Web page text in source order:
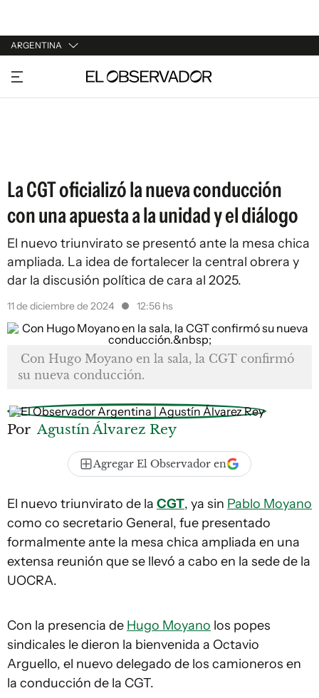
ARGENTINA
URUGUAY
ARGENTINA
La CGT oficializó la nueva conducción
con una apuesta a la unidad y el diálogo
El nuevo triunvirato se presentó ante la mesa chica
ampliada. La idea de fortalecer la central obrera y
dar la discusión política de cara al 2025.
11 de diciembre de 2024 12:56 hs
Con Hugo Moyano en la sala, la CGT confirmó
su nueva conducción.
Por Agustín Álvarez Rey
Agregar El Observador en
El nuevo triunvirato de la CGT, ya sin Pablo Moyano
como co secretario General, fue presentado
formalmente ante la mesa chica ampliada en una
extensa reunión que se llevó a cabo en la sede de la
UOCRA.
Con la presencia de Hugo Moyano los popes
sindicales le dieron la bienvenida a Octavio
Arguello, el nuevo delegado de los camioneros en
la conducción de la CGT.